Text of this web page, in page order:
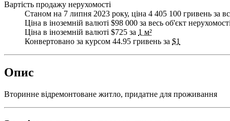
Вартість продажу нерухомості
Станом на 7 липня 2023 року, ціна 4 405 100 гривень за
Ціна в іноземній валюті $98 000 за весь об'єкт
Ціна в іноземній валюті $725 за 1 м²
Конвертовано за курсом 44.95 гривень за $1
Опис
Вторинне відремонтоване житло, придатне для проживання